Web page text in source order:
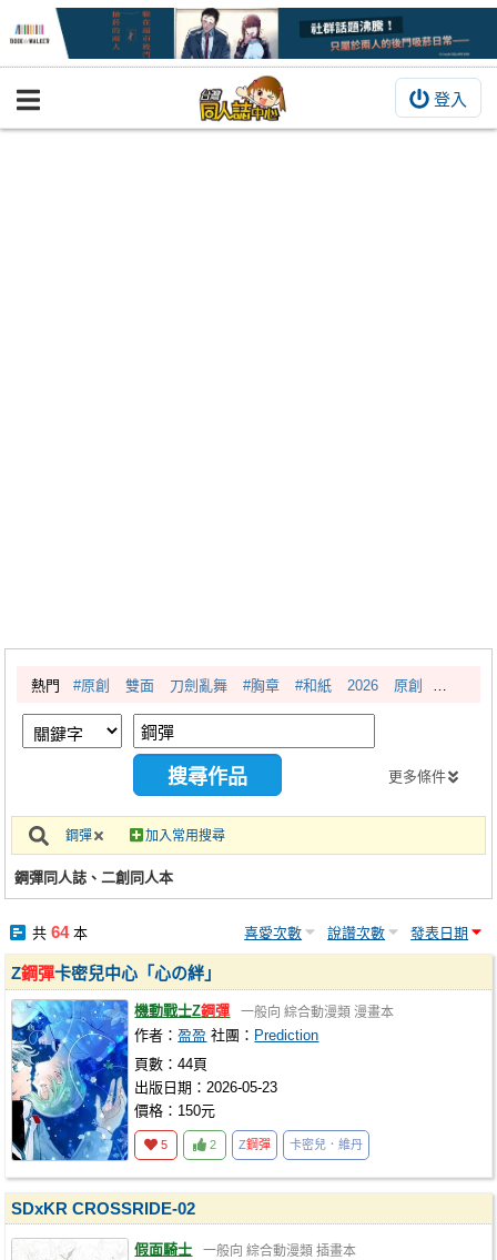
登入
BOOKY書集倉庫
繪圖藝廊
交流中心
攤位轉讓區
會員中心
註冊會員
熱門 #原創 雙面 刀劍亂舞 #胸章 #和紙 2026 原創
更多條件
鋼彈 加入常用搜尋
鋼彈同人誌、二創同人本
共 64本 喜愛次數 說讚次數 發表日期
Z鋼彈卡密兒中心「心の絆」
機動戰士Z鋼彈 一般向 綜合動漫類 漫畫本
作者：盈盈 社團： Prediction
頁數：44頁
出版日期：2026-05-23
價格：150元
5 2 Z鋼彈 卡密兒．維丹
SDxKR CROSSRIDE-02
假面騎士 一般向 綜合動漫類 插畫本